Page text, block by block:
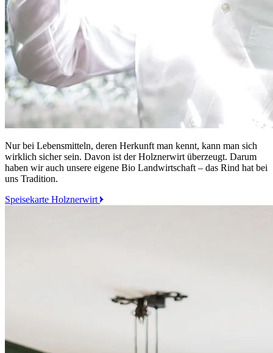
Nur bei Lebensmitteln, deren Herkunft man kennt, kann man sich
wirklich sicher sein. Davon ist der Holznerwirt überzeugt. Darum
haben wir auch unsere eigene Bio Landwirtschaft – das Rind hat bei
uns Tradition.
Speisekarte Holznerwirt